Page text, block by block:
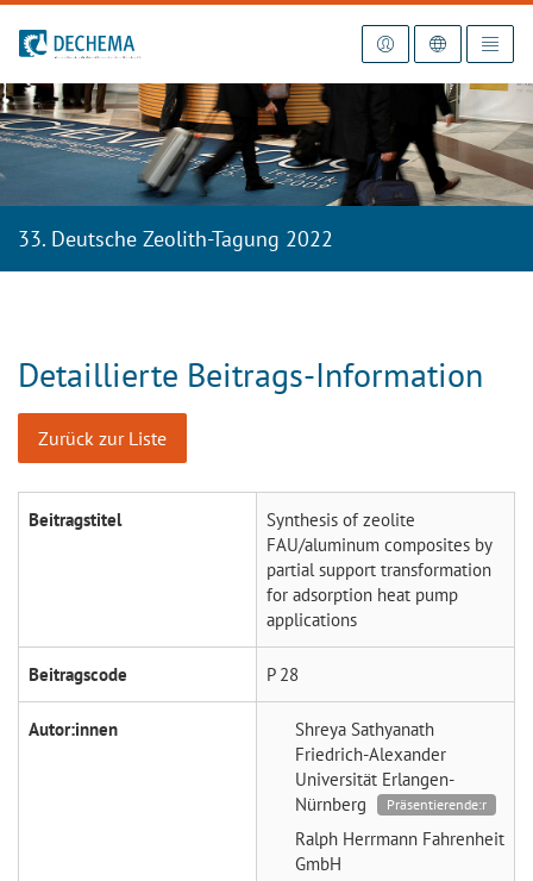
Zur Startseite
33. Deutsche Zeolith-Tagung 2022
Detaillierte Beitrags-Information
Zurück zur Liste
Beitragstitel
Synthesis of zeolite
FAU/aluminum composites by
partial support transformation
for adsorption heat pump
applications
Beitragscode P 28
Autor:innen
Shreya Sathyanath
Friedrich-Alexander
Universität Erlangen-
Nürnberg
Präsentierende:r
Ralph Herrmann Fahrenheit
GmbH